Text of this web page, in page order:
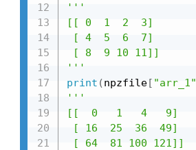
'''
[[ 0  1  2  3]
[ 4  5  6  7]
[ 8  9 10 11]]
'''
print (npzfile[ "arr_1"
'''
[[  0   1   4   9]
[ 16  25  36  49]
[ 64  81 100 121]]